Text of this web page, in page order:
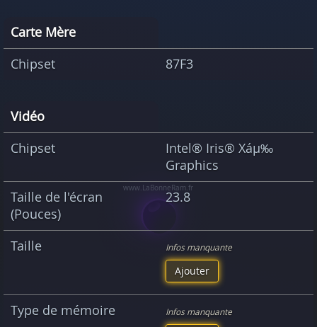
Carte Mère
Chipset
87F3
Vidéo
Chipset
Intel® Iris® Xáµ‰
Graphics
Taille de l'écran
(Pouces)
23.8
Taille Infos manquante
Ajouter
Type de mémoire Infos manquante